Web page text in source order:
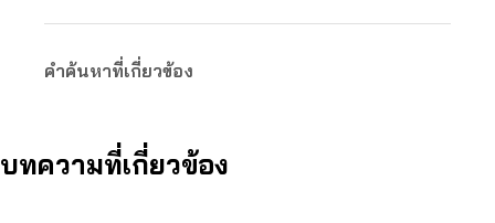
คำค้นหาที่เกี่ยวข้อง
บทความที่เกี่ยวข้อง